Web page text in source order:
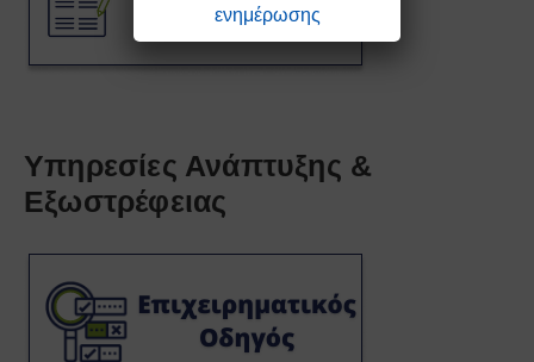
Υπηρεσίες Ανάπτυξης &
Εξωστρέφειας
ενημέρωσης